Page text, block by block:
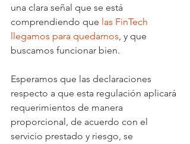
una clara señal que se está
comprendiendo que las FinTech
llegamos para quedarnos, y que
buscamos funcionar bien.
Esperamos que las declaraciones
respecto a que esta regulación aplicará
requerimientos de manera
proporcional, de acuerdo con el
servicio prestado y riesgo, se